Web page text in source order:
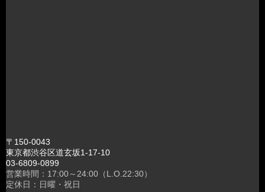
〒150-0043
東京都渋谷区道玄坂1-17-10
03-6809-0899
営業時間：17:00～24:00（L.O.22:30）
定休日：日曜・祝日